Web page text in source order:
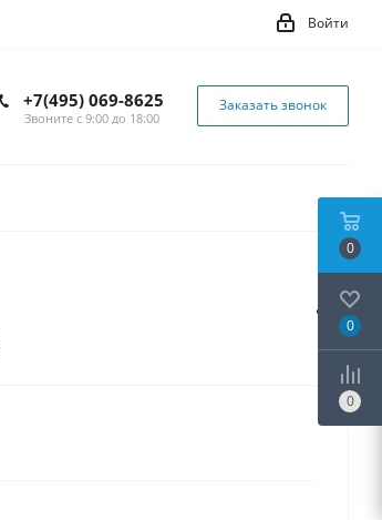
Войти
+7(495) 069-8625
Звоните с 9:00 до 18:00
Заказать звонок
0
0
0